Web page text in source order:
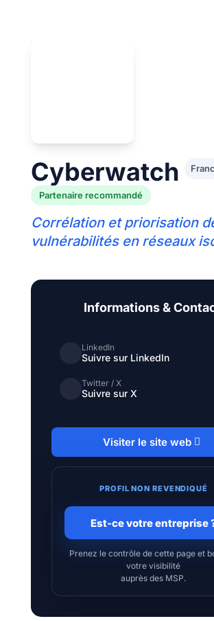
Cyberwatch
Partenaire recommandé
Corrélation et priorisation
vulnérabilités en réseaux
Informations &
LinkedIn
Suivre sur LinkedIn
Twitter / X
Suivre sur X
Visiter le site web
PROFIL NON REVENDIQUÉ
Est-ce votre entreprise
Prenez le contrôle de cette page et
votre visibilité
auprès des MSP.